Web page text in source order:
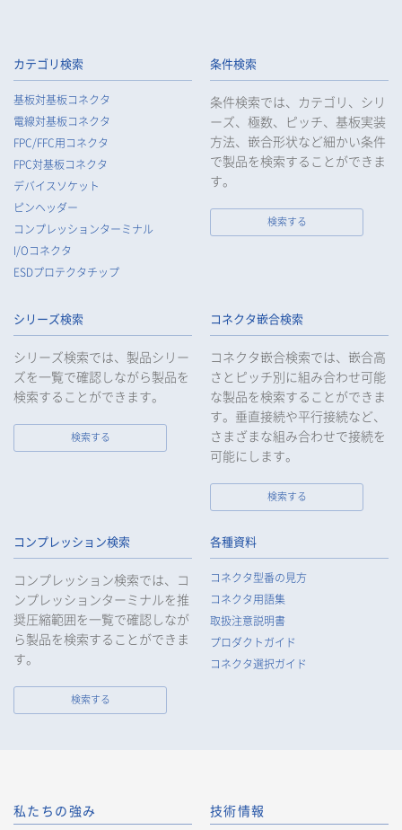
カテゴリ検索
基板対基板コネクタ
電線対基板コネクタ
FPC/FFC用コネクタ
FPC対基板コネクタ
デバイスソケット
ピンヘッダー
コンプレッションターミナル
I/Oコネクタ
ESDプロテクタチップ
条件検索
条件検索では、カテゴリ、シリ
ーズ、極数、ピッチ、基板実装
方法、嵌合形状など細かい条件
で製品を検索することができま
す。
検索する
シリーズ検索
シリーズ検索では、製品シリー
ズを一覧で確認しながら製品を
検索することができます。
検索する
コネクタ嵌合検索
コネクタ嵌合検索では、嵌合高
さとピッチ別に組み合わせ可能
な製品を検索することができま
す。垂直接続や平行接続など、
さまざまな組み合わせで接続を
可能にします。
検索する
コンプレッション検索
コンプレッション検索では、コ
ンプレッションターミナルを推
奨圧縮範囲を一覧で確認しなが
ら製品を検索することができま
す。
検索する
各種資料
コネクタ型番の見方
コネクタ用語集
取扱注意説明書
プロダクトガイド
コネクタ選択ガイド
私たちの強み 技術情報